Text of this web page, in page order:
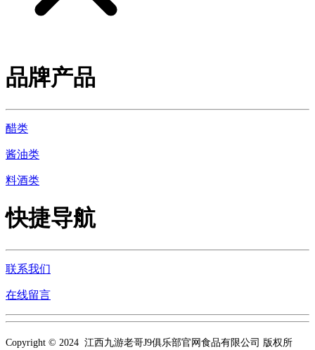
品牌产品
醋类
酱油类
料酒类
快捷导航
联系我们
在线留言
Copyright © 2024 江西九游老哥J9俱乐部官网食品有限公司 版权所